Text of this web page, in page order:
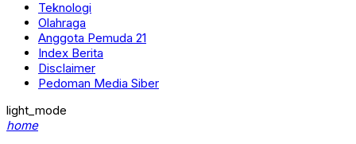
Teknologi
Olahraga
Anggota Pemuda 21
Index Berita
Disclaimer
Pedoman Media Siber
light_mode
home